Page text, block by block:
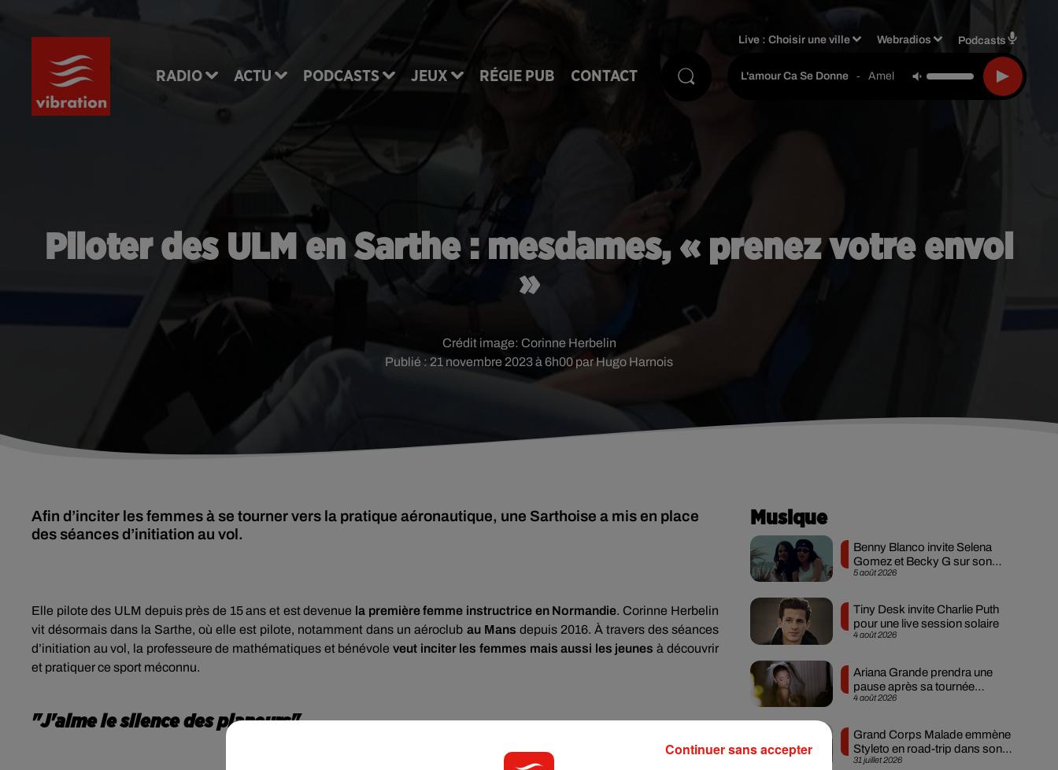
RADIO ACTU PODCASTS JEUX RÉGIE PUB CONTACT
Live :Choisir une ville Webradios Podcasts
L'amour Ca Se Donne - Amel Bent
Piloter des ULM en Sarthe : mesdames, « prenez votre envol
»
Publié : 21 novembre 2023 à 6h00 par Hugo Harnois
Crédit image: Corinne Herbelin
Afin d’inciter les femmes à se tourner vers la pratique aéronautique, une Sarthoise a mis en place
des séances d’initiation au vol.
Elle pilote des ULM depuis près de 15 ans et est devenue la première femme instructrice en Normandie. Corinne Herbelin
vit désormais dans la Sarthe, où elle est pilote, notamment dans un aéroclub au Mans depuis 2016. À travers des séances
d’initiation au vol, la professeure de mathématiques et bénévole veut inciter les femmes mais aussi les jeunes à découvrir
et pratiquer ce sport méconnu.
"J'aime le silence des planeurs"
Musique
5 août 2026
Benny Blanco invite Selena
Gomez et Becky G sur son
nouveau single
4 août 2026
Tiny Desk invite Charlie Puth
pour une live session solaire
4 août 2026
Ariana Grande prendra une
pause après sa tournée
mondiale
31 juillet 2026
Grand Corps Malade emmène
Styleto en road-trip dans son
nouveau clip
Continuer sans accepter